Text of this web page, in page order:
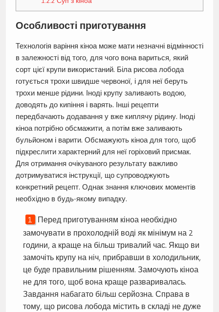
Особливості приготування
Технологія варіння кіноа може мати незначні відмінності
в залежності від того, для чого вона вариться, який
сорт цієї крупи використаний. Біла рисова лобода
готується трохи швидше червоної, і для неї беруть
трохи менше рідини. Іноді крупу заливають водою,
доводять до кипіння і варять. Інші рецепти
передбачають додавання у вже киплячу рідину. Іноді
кіноа потрібно обсмажити, а потім вже заливають
бульйоном і варити. Обсмажують кіноа для того, щоб
підкреслити характерний для неї горіховий присмак.
Для отримання очікуваного результату важливо
дотримуватися інструкції, що супроводжують
конкретний рецепт. Однак знання ключових моментів
необхідно в будь-якому випадку.
Перед приготуванням кіноа необхідно
замочувати в прохолодній воді як мінімум на 2
години, а краще на більш тривалий час. Якщо ви
замочіть крупу на ніч, прибравши в холодильник,
це буде правильним рішенням. Замочують кіноа
не для того, щоб вона краще разваривалась.
Завдання набагато більш серйозна. Справа в
тому, що рисова лобода містить в складі не дуже